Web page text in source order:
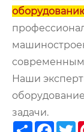
Наши
задачи.
Share